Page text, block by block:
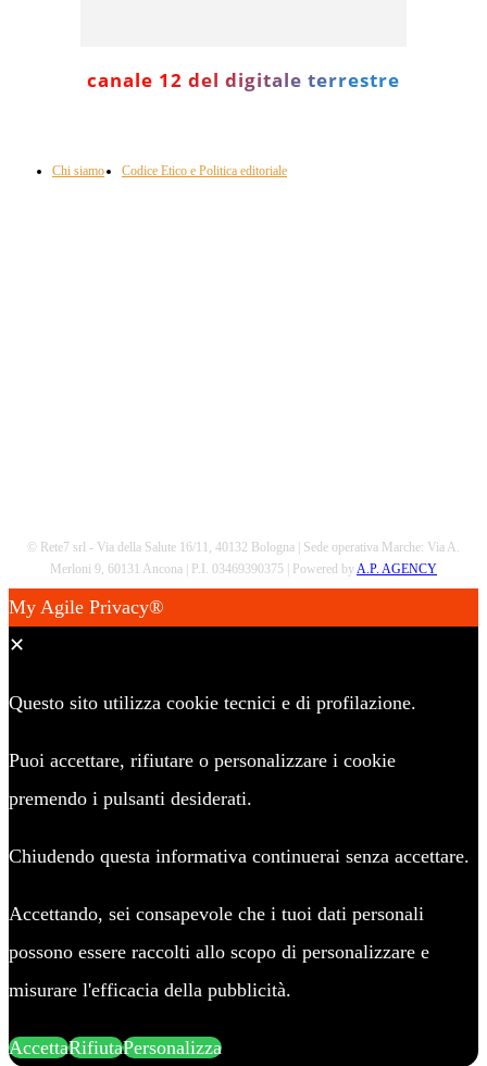
canale 12 del digitale terrestre
Chi siamo Codice Etico e Politica editoriale
© Rete7 srl - Via della Salute 16/11, 40132 Bologna | Sede operativa Marche: Via A.
Merloni 9, 60131 Ancona | P.I. 03469390375 | Powered byA.P. AGENCY
My Agile Privacy®
✕
Questo sito utilizza cookie tecnici e di profilazione.
Puoi accettare, rifiutare o personalizzare i cookie
premendo i pulsanti desiderati.
Chiudendo questa informativa continuerai senza accettare.
Accettando, sei consapevole che i tuoi dati personali
possono essere raccolti allo scopo di personalizzare e
misurare l'efficacia della pubblicità.
AccettaRifiutaPersonalizza